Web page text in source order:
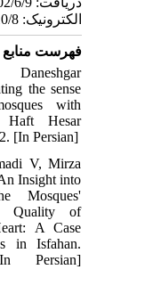
الکترونیک: 1402/10/8
فهرست منابع
the sense
with
Haft Hesar
[In Persian]
V, Mirza
Insight into
Mosques'
Quality of
A Case
in Isfahan.
Persian]